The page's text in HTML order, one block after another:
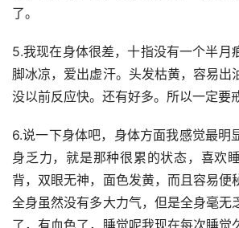
了。
5.我现在身体很差，十指没有一个半月
脚冰凉，爱出虚汗。头发枯黄，容易出
没以前反应快。还有好多。所以一定要戒
6.说一下身体吧，身体方面我感觉最明
身乏力，就是那种很累的状态，喜欢
背，双眼无神，面色发黄，而且容易便
全身虽然没有多大力气，但是全身毫无